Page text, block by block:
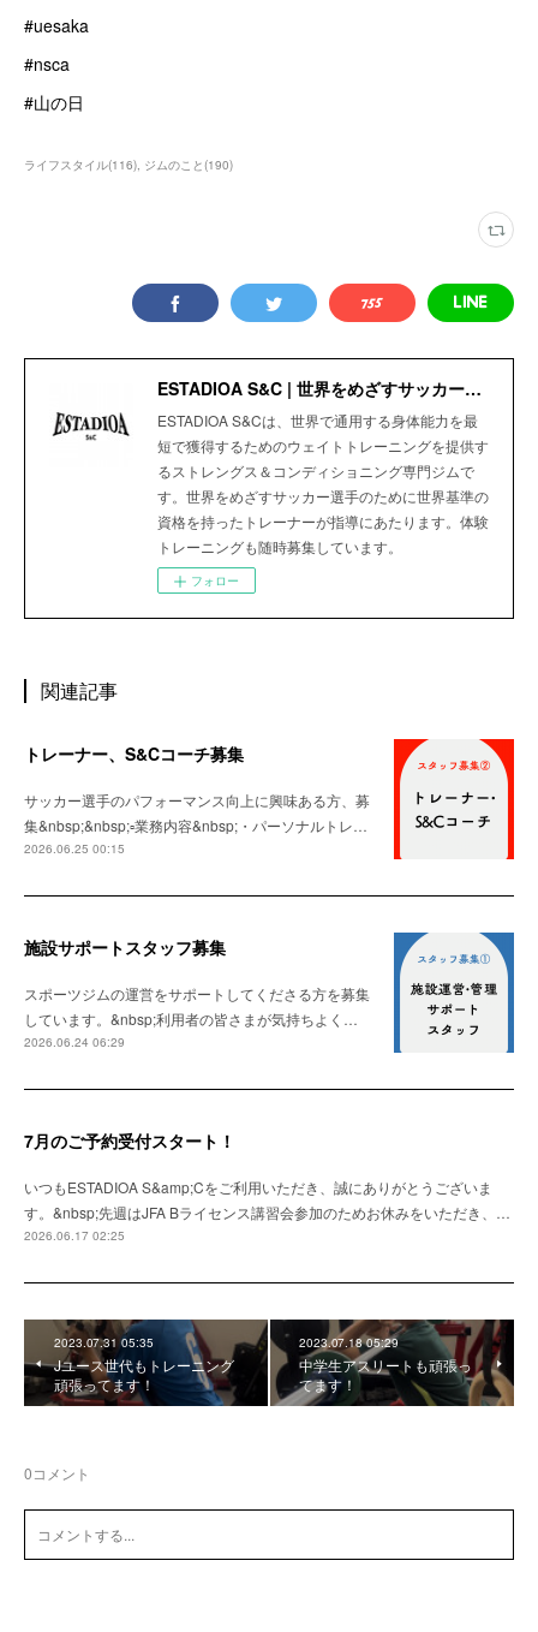
#uesaka
#nsca
#山の日
ライフスタイル(116) ジムのこと(190)
ESTADIOA S&C | 世界をめざすサッカー選手のためのStrength＆Conditioning Gym
ESTADIOA S&Cは、世界で通用する身体能力を最
短で獲得するためのウェイトトレーニングを提供す
るストレングス＆コンディショニング専門ジムで
す。世界をめざすサッカー選手のために世界基準の
資格を持ったトレーナーが指導にあたります。体験
トレーニングも随時募集しています。
フォロー
関連記事
トレーナー、S&Cコーチ募集
サッカー選手のパフォーマンス向上に興味ある方、募
集&nbsp;&nbsp;▫️業務内容&nbsp;・パーソナルトレ…
2026.06.25 00:15
施設サポートスタッフ募集
スポーツジムの運営をサポートしてくださる方を募集
しています。&nbsp;利用者の皆さまが気持ちよく…
2026.06.24 06:29
7月のご予約受付スタート！
いつもESTADIOA S&amp;Cをご利用いただき、誠にありがとうございま
す。&nbsp;先週はJFA Bライセンス講習会参加のためお休みをいただき、…
2026.06.17 02:25
2023.07.31 05:35
Jユース世代もトレーニング
頑張ってます！
2023.07.18 05:29
中学生アスリートも頑張っ
てます！
0コメント